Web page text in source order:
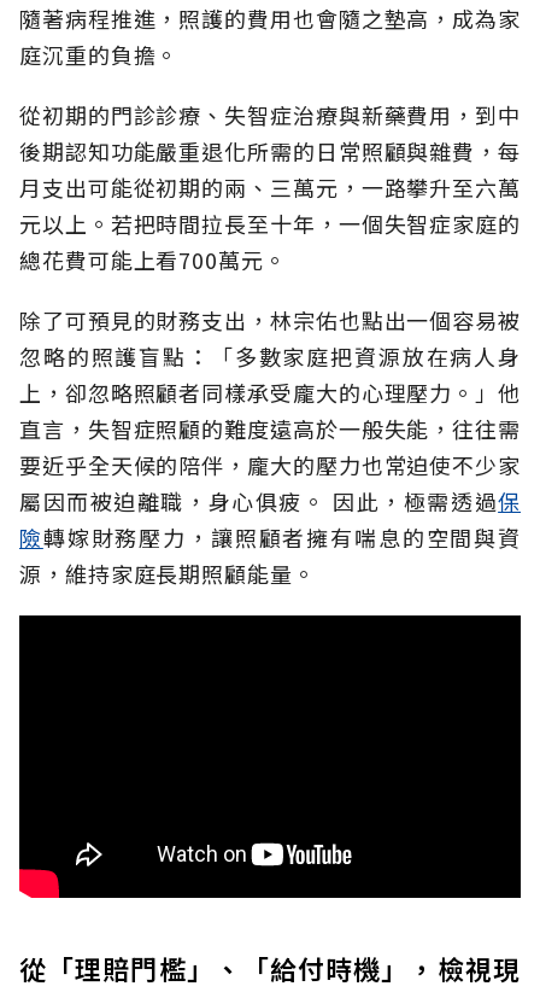
隨著病程推進，照護的費用也會隨之墊高，成為家
庭沉重的負擔。
從初期的門診診療、失智症治療與新藥費用，到中
後期認知功能嚴重退化所需的日常照顧與雜費，每
月支出可能從初期的兩、三萬元，一路攀升至六萬
元以上。若把時間拉長至十年，一個失智症家庭的
總花費可能上看700萬元。
除了可預見的財務支出，林宗佑也點出一個容易被
忽略的照護盲點：「多數家庭把資源放在病人身
上，卻忽略照顧者同樣承受龐大的心理壓力。」他
直言，失智症照顧的難度遠高於一般失能，往往需
要近乎全天候的陪伴，龐大的壓力也常迫使不少家
屬因而被迫離職，身心俱疲。 因此，極需透過保
險轉嫁財務壓力，讓照顧者擁有喘息的空間與資
源，維持家庭長期照顧能量。
從「理賠門檻」、「給付時機」，檢視現